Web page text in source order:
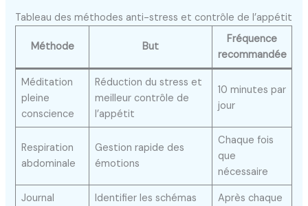
Tableau des méthodes anti-stress et contrôle de l’appétit
Méthode But
Fréquence
recommandée
Méditation
pleine
conscience
Réduction du stress et
meilleur contrôle de
l’appétit
10 minutes par
jour
Respiration
abdominale
Gestion rapide des
émotions
Chaque fois
que
nécessaire
Journal
Identifier les schémas
Après chaque